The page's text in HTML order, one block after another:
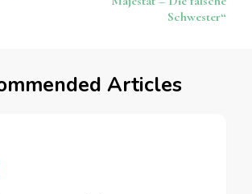
Schwester“
Articles